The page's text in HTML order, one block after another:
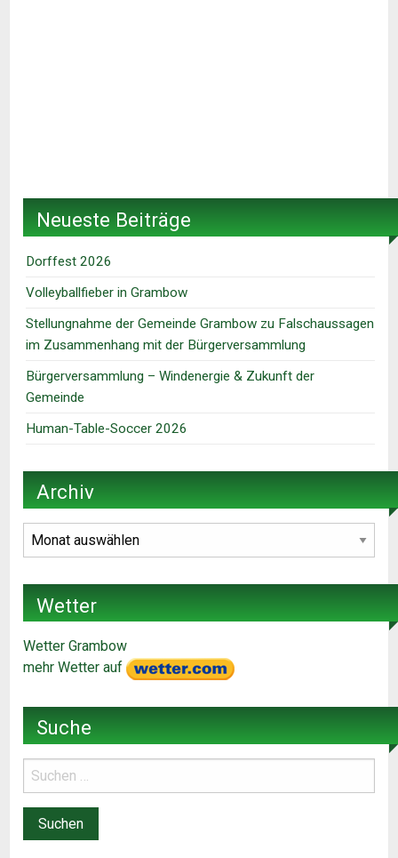
Neueste Beiträge
Dorffest 2026
Volleyballfieber in Grambow
Stellungnahme der Gemeinde Grambow zu Falschaussagen
im Zusammenhang mit der Bürgerversammlung
Bürgerversammlung – Windenergie & Zukunft der
Gemeinde
Human-Table-Soccer 2026
Archiv
Archiv
Wetter
Wetter Grambow
mehr Wetter auf
Suche